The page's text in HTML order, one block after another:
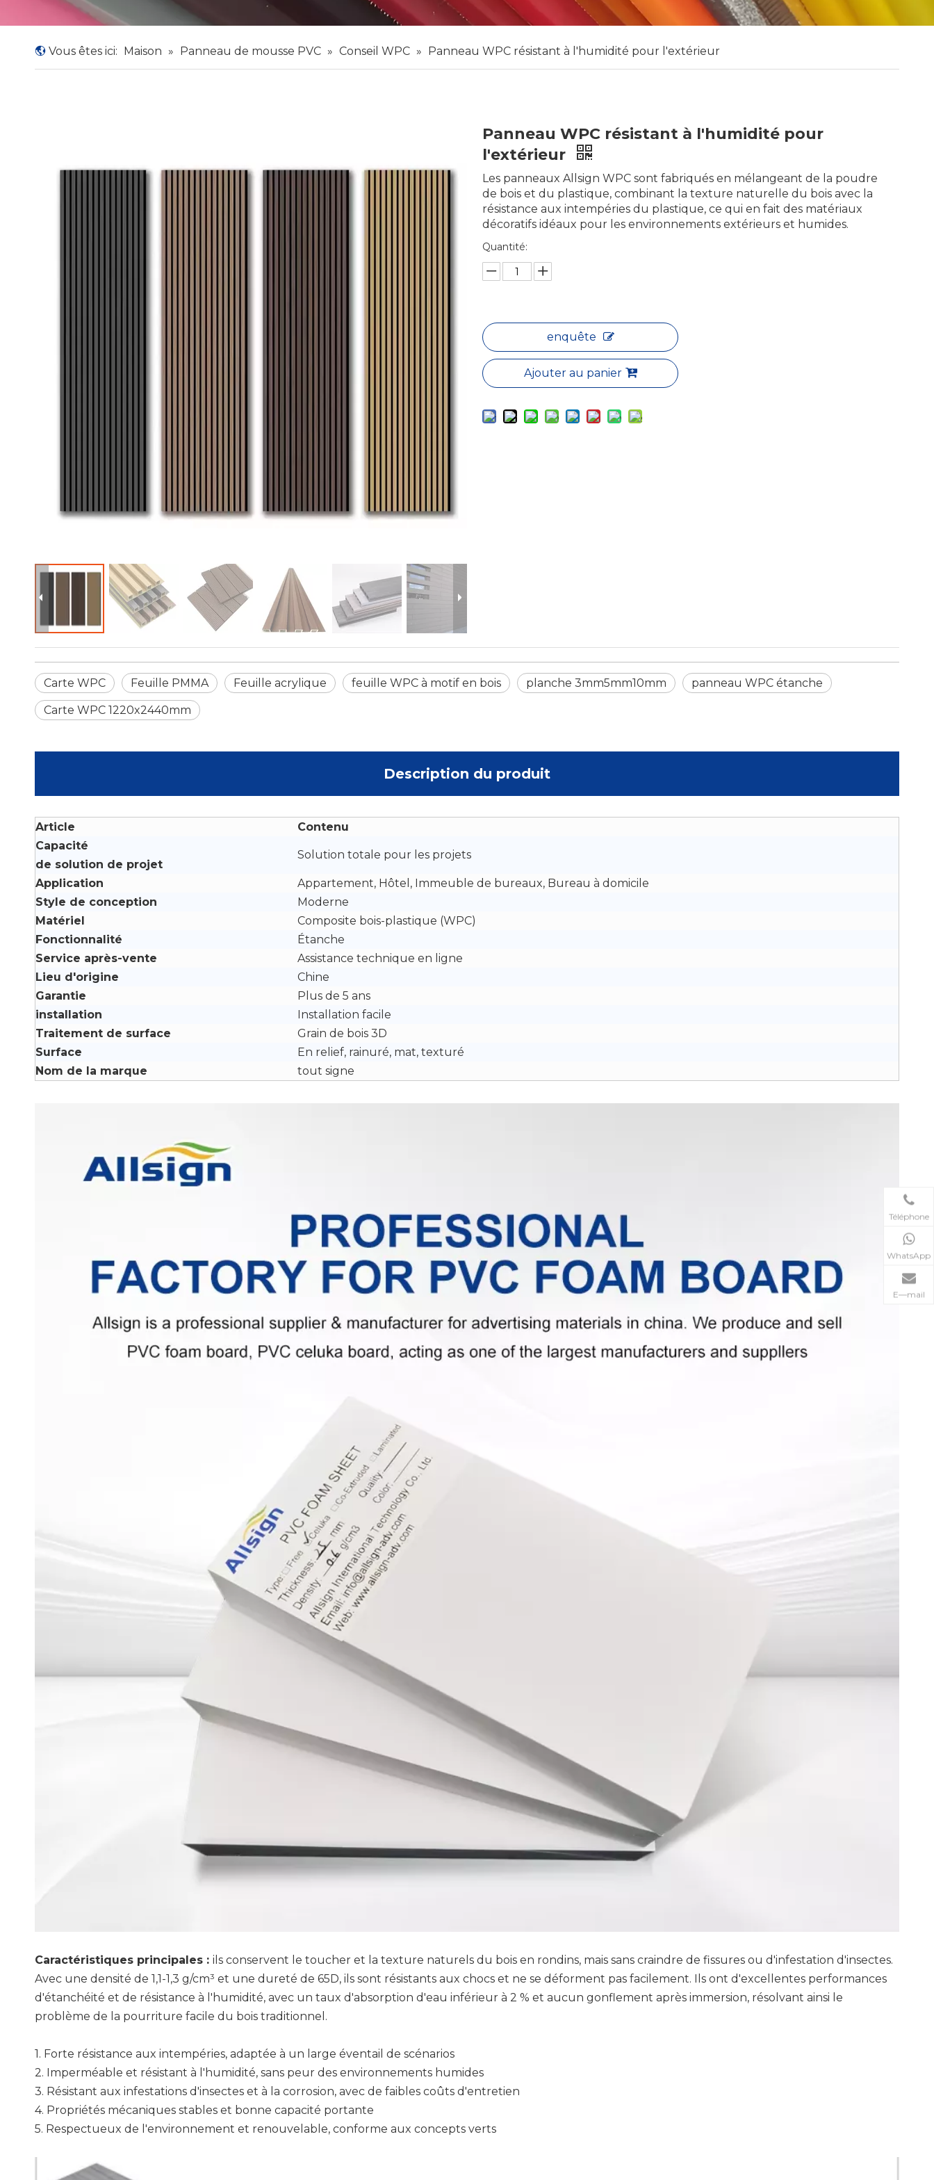
Vous êtes ici: Maison » Panneau de mousse PVC » Conseil WPC » Panneau WPC résistant à l'humidité pour l'extérieur
Panneau WPC résistant à l'humidité pour
l'extérieur
Les panneaux Allsign WPC sont fabriqués en mélangeant de la poudre
de bois et du plastique, combinant la texture naturelle du bois avec la
résistance aux intempéries du plastique, ce qui en fait des matériaux
décoratifs idéaux pour les environnements extérieurs et humides.
Quantité:
enquête
Ajouter au panier
Carte WPC Feuille PMMA Feuille acrylique feuille WPC à motif en bois planche 3mm5mm10mm panneau WPC étanche
Carte WPC 1220x2440mm
Description du produit
Article
Contenu
Capacité
de solution de projet
Solution totale pour les projets
Application
Appartement, Hôtel, Immeuble de bureaux, Bureau à domicile
Style de conception
Moderne
Matériel
Composite bois-plastique (WPC)
Fonctionnalité
Étanche
Service après-vente
Assistance technique en ligne
Lieu d'origine
Chine
Garantie
Plus de 5 ans
installation
Installation facile
Traitement de surface
Grain de bois 3D
Surface
En relief, rainuré, mat, texturé
Nom de la marque
tout signe
Caractéristiques principales : ils conservent le toucher et la texture naturels du bois en rondins, mais sans craindre de fissures ou d'infestation d'insectes.
Avec une densité de 1,1-1,3 g/cm³ et une dureté de 65D, ils sont résistants aux chocs et ne se déforment pas facilement. Ils ont d'excellentes performances
d'étanchéité et de résistance à l'humidité, avec un taux d'absorption d'eau inférieur à 2 % et aucun gonflement après immersion, résolvant ainsi le
problème de la pourriture facile du bois traditionnel.
1. Forte résistance aux intempéries, adaptée à un large éventail de scénarios
2. Imperméable et résistant à l'humidité, sans peur des environnements humides
3. Résistant aux infestations d'insectes et à la corrosion, avec de faibles coûts d'entretien
4. Propriétés mécaniques stables et bonne capacité portante
5. Respectueux de l'environnement et renouvelable, conforme aux concepts verts
Téléphone
WhatsApp
E—mail